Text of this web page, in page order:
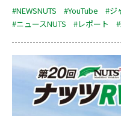
#NEWSNUTS #YouTube
#ジ
#ニュースNUTS
#レポート